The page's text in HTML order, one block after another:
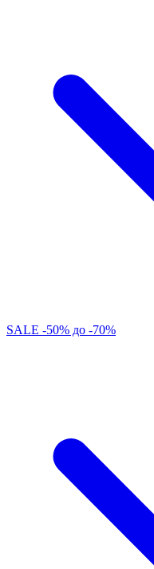
SALE -50% до -70%